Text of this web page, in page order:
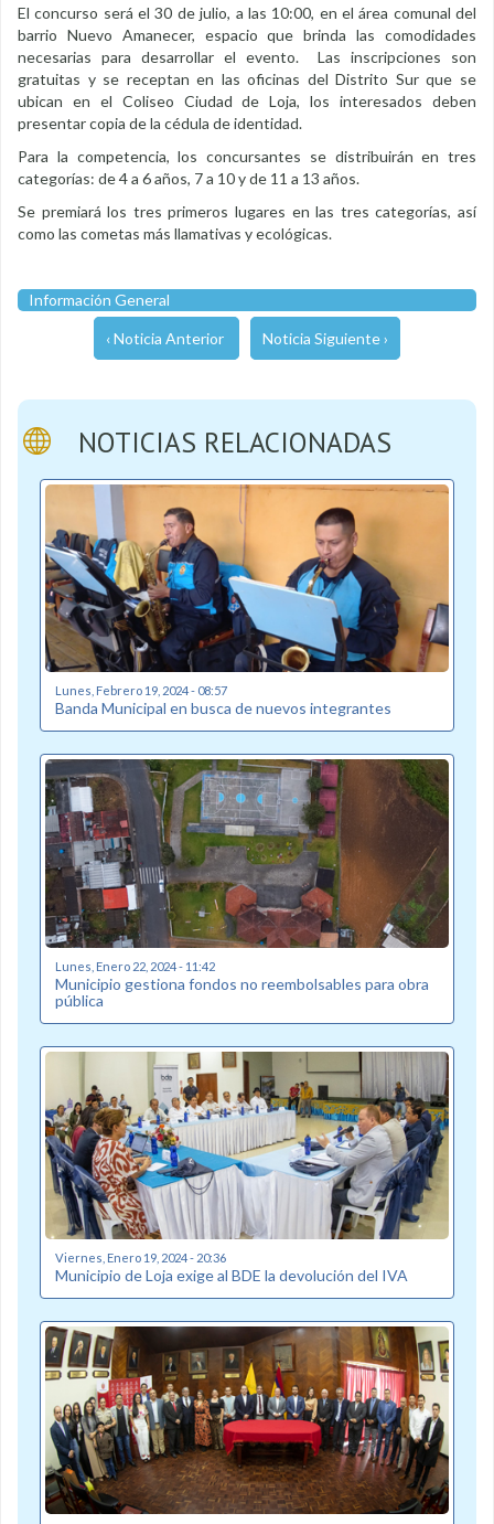
El concurso será el 30 de julio, a las 10:00, en el área comunal del
barrio Nuevo Amanecer, espacio que brinda las comodidades
necesarias para desarrollar el evento. Las inscripciones son
gratuitas y se receptan en las oficinas del Distrito Sur que se
ubican en el Coliseo Ciudad de Loja, los interesados deben
presentar copia de la cédula de identidad.
Para la competencia, los concursantes se distribuirán en tres
categorías: de 4 a 6 años, 7 a 10 y de 11 a 13 años.
Se premiará los tres primeros lugares en las tres categorías, así
como las cometas más llamativas y ecológicas.
Información General
‹ Noticia Anterior Noticia Siguiente ›
NOTICIAS RELACIONADAS
Lunes, Febrero 19, 2024 - 08:57
Banda Municipal en busca de nuevos integrantes
Lunes, Enero 22, 2024 - 11:42
Municipio gestiona fondos no reembolsables para obra
pública
Viernes, Enero 19, 2024 - 20:36
Municipio de Loja exige al BDE la devolución del IVA